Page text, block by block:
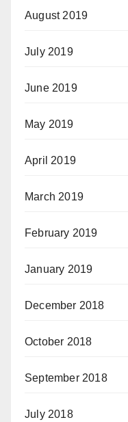
August 2019
July 2019
June 2019
May 2019
April 2019
March 2019
February 2019
January 2019
December 2018
October 2018
September 2018
July 2018